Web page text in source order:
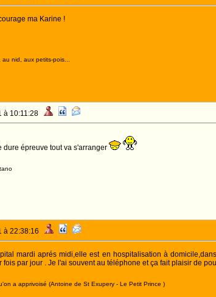
ma Karine !
nid, aux petits-pois...
à 10:11:28
dure épreuve tout va s'arranger
à 22:38:16
mardi aprés midi,elle est en hospitalisation à
par jour . Je l'ai souvent au téléphone et ça fait plaisir de
a apprivoisé (Antoine de St Exupery - Le Petit Prince )